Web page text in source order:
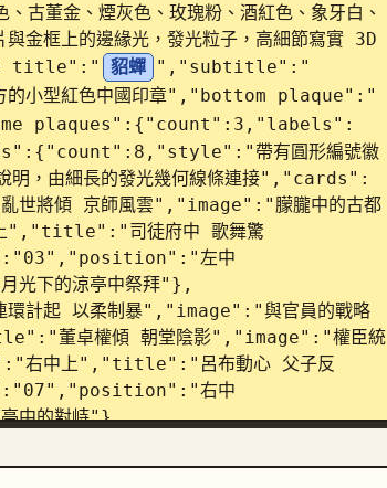
金、煙灰色、玫瑰粉、酒紅色、象牙白、
框上的邊緣光，發光粒子，高細節寫實 3D
title":"
貂蟬 ","subtitle":"
型紅色中國印章","bottom plaque":"
plaques":{"count":3,"labels":
帶有圓形編號徽
說明，由細長的發光幾何線條連接","cards":
京師風雲","image":"朦朧中的古都
","title":"司徒府中 歌舞驚
左中
下的涼亭中祭拜"},
以柔制暴","image":"與官員的戰略
卓權傾 朝堂陰影","image":"權臣統
右中上","title":"呂布動心 父子反
右中
中的對峙"},
亂世","拜月","連環","鳳